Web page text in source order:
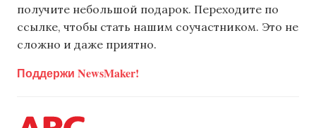
получите небольшой подарок. Переходите по
ссылке, чтобы стать нашим соучастником. Это не
сложно и даже приятно.
Поддержи NewsMaker!